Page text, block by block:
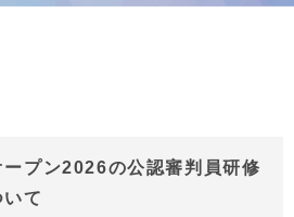
プン2026の公認審判員研修
て